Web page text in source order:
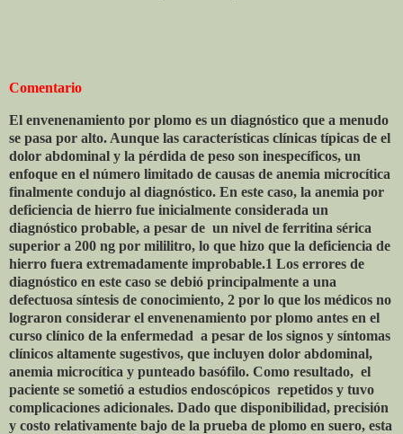
Comentario
El envenenamiento por plomo es un diagnóstico que a menudo
se pasa por alto. Aunque las características clínicas típicas de el
dolor abdominal y la pérdida de peso son inespecíficos, un
enfoque en el número limitado de causas de anemia microcítica
finalmente condujo al diagnóstico. En este caso, la anemia por
deficiencia de hierro fue inicialmente considerada un
diagnóstico probable, a pesar de un nivel de ferritina sérica
superior a 200 ng por mililitro, lo que hizo que la deficiencia de
hierro fuera extremadamente improbable.1 Los errores de
diagnóstico en este caso se debió principalmente a una
defectuosa síntesis de conocimiento, 2 por lo que los médicos no
lograron considerar el envenenamiento por plomo antes en el
curso clínico de la enfermedad a pesar de los signos y síntomas
clínicos altamente sugestivos, que incluyen dolor abdominal,
anemia microcítica y punteado basófilo. Como resultado, el
paciente se sometió a estudios endoscópicos repetidos y tuvo
complicaciones adicionales. Dado que disponibilidad, precisión
y costo relativamente bajo de la prueba de plomo en suero, esta